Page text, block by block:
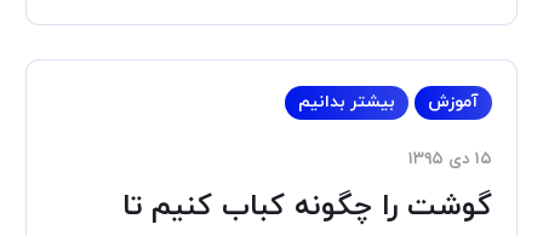
آموزش بیشتر بدانیم
۱۵ دی ۱۳۹۵
گوشت را چگونه کباب کنیم تا